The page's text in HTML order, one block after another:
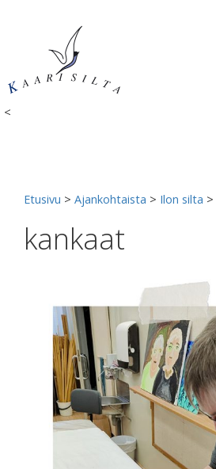
<
Etusivu > Ajankohtaista > Ilon silta >
kankaat